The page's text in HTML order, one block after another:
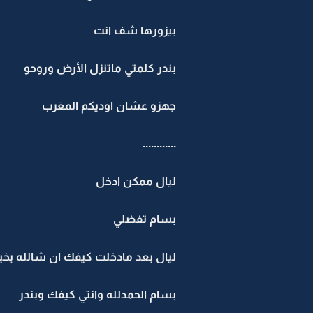
بيزورها شف انت
بندر كلمتي ماتنزل الأرض وروحو
جهزو عشان اوديكم المغرب
............
ليال ممكن ادخل
بسام تفضلي
ليال بعد مادخلت كيفك ان شالله
بسام الحمدلله وانتي كيفك وبندر